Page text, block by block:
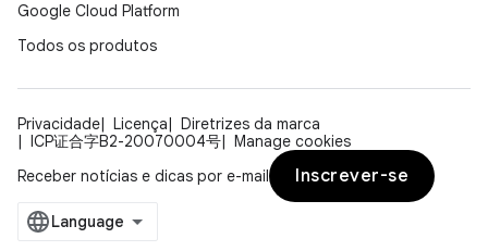
Google Cloud Platform
Todos os produtos
Privacidade Licença
Diretrizes da marca
ICP证合字B2-20070004号
Manage cookies
Receber notícias e dicas por e-mail
Inscrever-se